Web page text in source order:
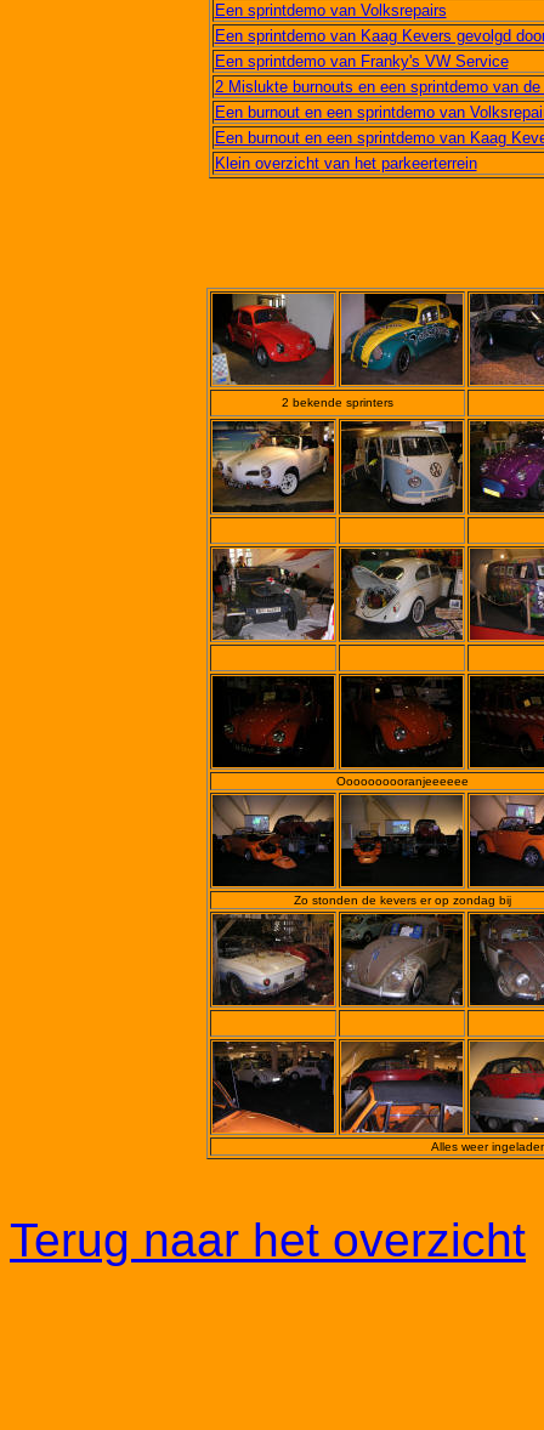
Een sprintdemo van Volksrepairs
Een sprintdemo van Kaag Kevers gevolgd
Een sprintdemo van Franky's VW Service
2 Mislukte burnouts en een sprintdemo van
Een burnout en een sprintdemo van
Een burnout en een sprintdemo van Kaag
Klein overzicht van het parkeerterrein
2 bekende sprinters
Oooooooooranjeeeeee
Zo stonden de kevers er op zondag bij
Alles weer
Terug naar het overzicht